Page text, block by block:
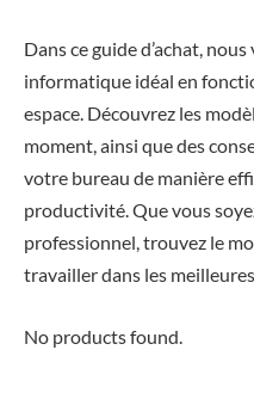
Dans ce guide d’achat,
informatique idéal en
espace. Découvrez les
moment, ainsi que des
votre bureau de manière
productivité. Que vous
professionnel, trouvez le
travailler dans les
No products found.